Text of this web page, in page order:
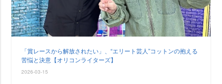
「賞レースから解放されたい」、“エリート芸人”コットンの抱える
苦悩と決意【オリコンライターズ】
2026-03-15